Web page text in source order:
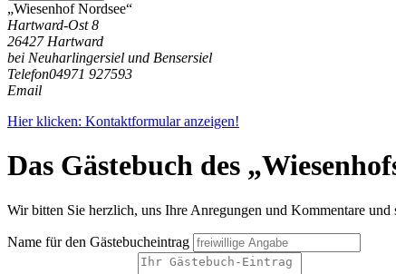
„Wiesenhof Nordsee“
Hartward-Ost 8
26427 Hartward
bei Neuharlingersiel und Bensersiel
Telefon04971 927593
Email
Hier klicken: Kontaktformular anzeigen!
Das Gästebuch des
Wir bitten Sie herzlich, uns Ihre Anregungen und Kommentare
Name für den Gästebucheintrag